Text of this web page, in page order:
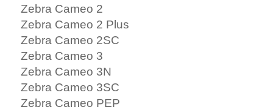
Zebra Cameo 2
Zebra Cameo 2 Plus
Zebra Cameo 2SC
Zebra Cameo 3
Zebra Cameo 3N
Zebra Cameo 3SC
Zebra Cameo PEP